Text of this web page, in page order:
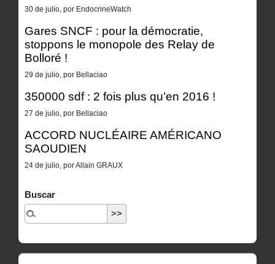
30 de julio, por EndocrineWatch
Gares SNCF : pour la démocratie,
stoppons le monopole des Relay de
Bolloré !
29 de julio, por Bellaciao
350000 sdf : 2 fois plus qu’en 2016 !
27 de julio, por Bellaciao
ACCORD NUCLÉAIRE AMÉRICANO
SAOUDIEN
24 de julio, por Allain GRAUX
Buscar